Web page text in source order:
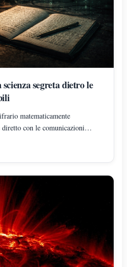
segreta dietro le
matematicamente
con le comunicazioni